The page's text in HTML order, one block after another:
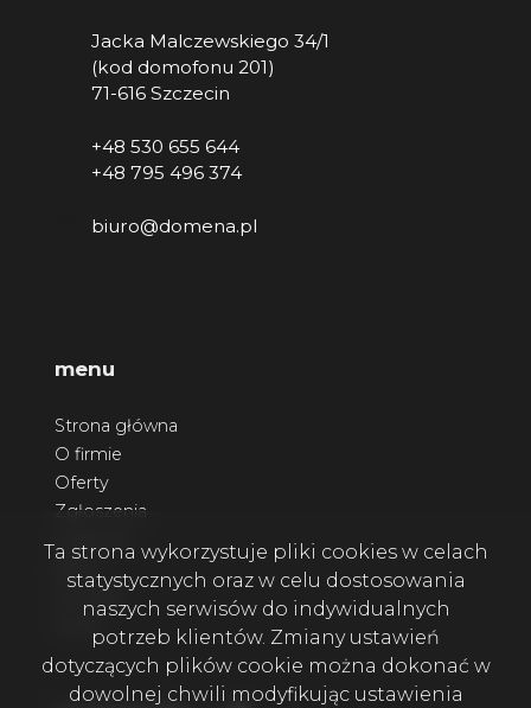
Jacka Malczewskiego 34/1
(kod domofonu 201)
71-616 Szczecin
+48 530 655 644
+48 795 496 374
biuro@domena.pl
menu
Strona główna
O firmie
Oferty
Zgłoszenia
Kontakt
Ta strona wykorzystuje pliki cookies w celach
statystycznych oraz w celu dostosowania
naszych serwisów do indywidualnych
potrzeb klientów. Zmiany ustawień
dotyczących plików cookie można dokonać w
dowolnej chwili modyfikując ustawienia